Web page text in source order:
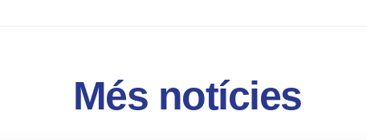
Més notícies